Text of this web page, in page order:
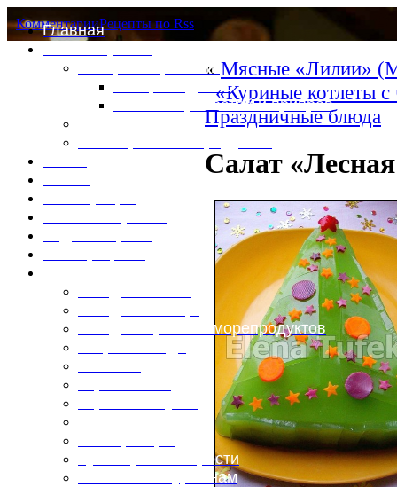
Главная
Специи и пряности
Специи и диета
Каталог пряностей и приправ
Таблица калорий
Блюда из рыбы и морепродуктов
Кулинарные хитрости
Маленьким гурманам
КомментарииРецепты по Rss
«Мясные «Лилии»
«Куриные котлеты
Праздничные блюда
Салат